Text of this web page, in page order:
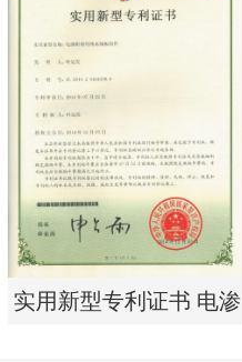
实用新型专利证书 一种
单边过滤流畅基板
实用新型专利证书 电渗